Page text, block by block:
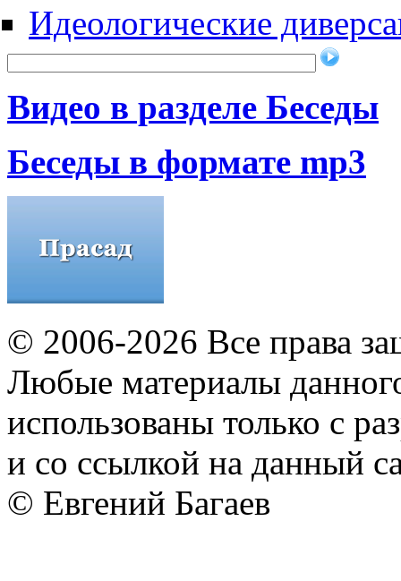
Идеологические
Видео в разделе Беседы
Беседы в формате mp3
© 2006-2026 Все права
Любые материалы
использованы только с
и со ссылкой на данный
© Евгений Багаев